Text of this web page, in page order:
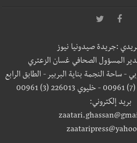
:جريدة صيدونيا نيوز
المسؤول الصحافي غسان الزعتري
- ساحة النجمة بناية البربير - الطابق الرابع
بريد إلكتروني: